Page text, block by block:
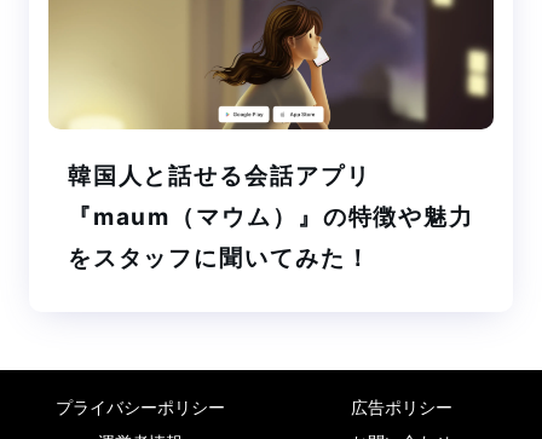
韓国人と話せる会話アプリ
『maum（マウム）』の特徴や魅力
をスタッフに聞いてみた！
プライバシーポリシー
広告ポリシー